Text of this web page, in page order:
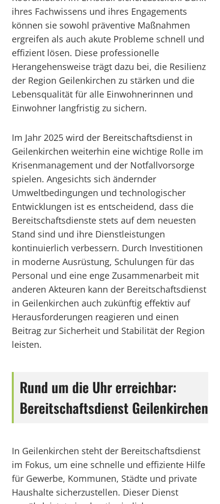
ihres Fachwissens und ihres Engagements
können sie sowohl präventive Maßnahmen
ergreifen als auch akute Probleme schnell und
effizient lösen. Diese professionelle
Herangehensweise trägt dazu bei, die Resilienz
der Region Geilenkirchen zu stärken und die
Lebensqualität für alle Einwohnerinnen und
Einwohner langfristig zu sichern.
Im Jahr 2025 wird der Bereitschaftsdienst in
Geilenkirchen weiterhin eine wichtige Rolle im
Krisenmanagement und der Notfallvorsorge
spielen. Angesichts sich ändernder
Umweltbedingungen und technologischer
Entwicklungen ist es entscheidend, dass die
Bereitschaftsdienste stets auf dem neuesten
Stand sind und ihre Dienstleistungen
kontinuierlich verbessern. Durch Investitionen
in moderne Ausrüstung, Schulungen für das
Personal und eine enge Zusammenarbeit mit
anderen Akteuren kann der Bereitschaftsdienst
in Geilenkirchen auch zukünftig effektiv auf
Herausforderungen reagieren und einen
Beitrag zur Sicherheit und Stabilität der Region
leisten.
Rund um die Uhr erreichbar:
Bereitschaftsdienst Geilenkirchen
In Geilenkirchen steht der Bereitschaftsdienst
im Fokus, um eine schnelle und effiziente Hilfe
für Gewerbe, Kommunen, Städte und private
Haushalte sicherzustellen. Dieser Dienst